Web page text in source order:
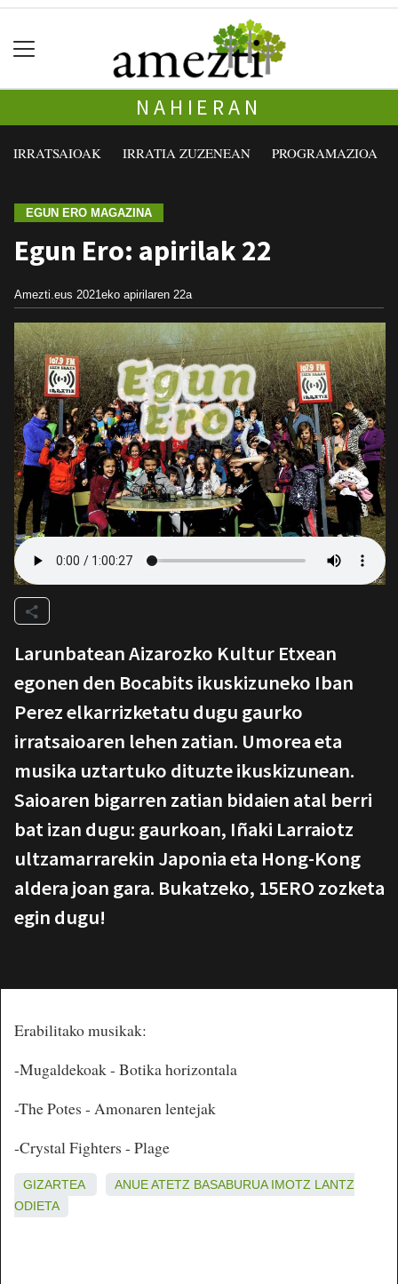
NAHIERAN
IRRATSAIOAK IRRATIA ZUZENEAN PROGRAMAZIOA
EGUN ERO MAGAZINA
Egun Ero: apirilak 22
Amezti.eus 2021eko apirilaren 22a
Larunbatean Aizarozko Kultur Etxean
egonen den Bocabits ikuskizuneko Iban
Perez elkarrizketatu dugu gaurko
irratsaioaren lehen zatian. Umorea eta
musika uztartuko dituzte ikuskizunean.
Saioaren bigarren zatian bidaien atal berri
bat izan dugu: gaurkoan, Iñaki Larraiotz
ultzamarrarekin Japonia eta Hong-Kong
aldera joan gara. Bukatzeko, 15ERO zozketa
egin dugu!
Erabilitako musikak:
-Mugaldekoak - Botika horizontala
-The Potes - Amonaren lentejak
-Crystal Fighters - Plage
GIZARTEA ANUEATETZ BASABURUA IMOTZ LANTZ
ODIETA